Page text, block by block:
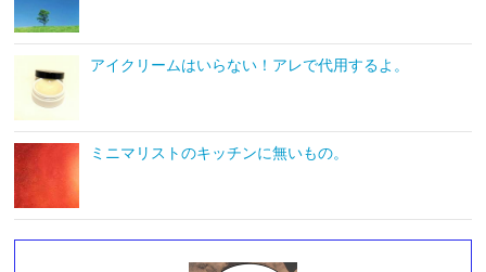
アイクリームはいらない！アレで代用するよ。
ミニマリストのキッチンに無いもの。